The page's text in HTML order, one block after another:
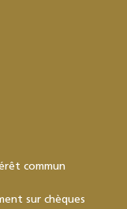
commun
sur chèques